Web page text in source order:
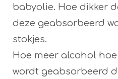
babyolie. Hoe dikker
deze geabsorbeerd
stokjes.
Hoe meer alcohol
wordt geabsorbeerd